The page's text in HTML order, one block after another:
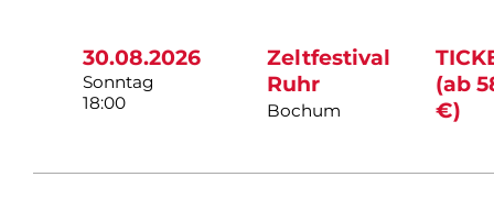
30.08.2026
Sonntag
18:00
Zeltfestival
Ruhr
Bochum
(ab
€)